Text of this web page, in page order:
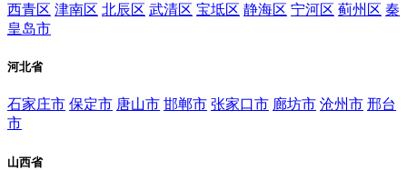
西青区 津南区 北辰区 武清区 宝坻区 静海区 宁河区 蓟州区 秦
皇岛市
河北省
石家庄市 保定市 唐山市 邯郸市 张家口市 廊坊市 沧州市 邢台
市
山西省